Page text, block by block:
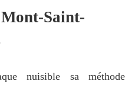
Saint-
nuisible sa méthode